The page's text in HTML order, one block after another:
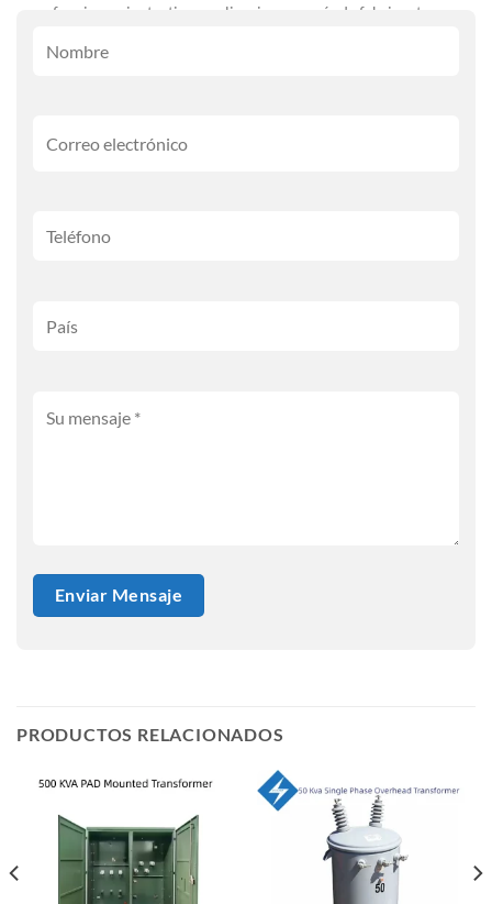
funcionamiento, tipos, aplicaciones y guía de fabricantes.
PRODUCTOS RELACIONADOS